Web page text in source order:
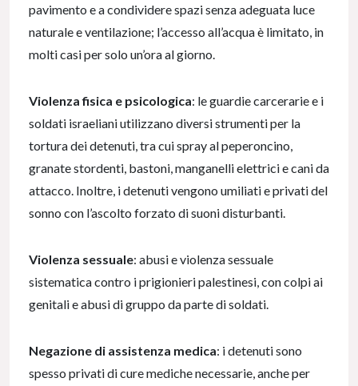
pavimento e a condividere spazi senza adeguata luce
naturale e ventilazione; l’accesso all’acqua è limitato, in
molti casi per solo un’ora al giorno.
Violenza fisica e psicologica: le guardie carcerarie e i
soldati israeliani utilizzano diversi strumenti per la
tortura dei detenuti, tra cui spray al peperoncino,
granate stordenti, bastoni, manganelli elettrici e cani da
attacco. Inoltre, i detenuti vengono umiliati e privati del
sonno con l’ascolto forzato di suoni disturbanti.
Violenza sessuale: abusi e violenza sessuale
sistematica contro i prigionieri palestinesi, con colpi ai
genitali e abusi di gruppo da parte di soldati.
Negazione di assistenza medica: i detenuti sono
spesso privati di cure mediche necessarie, anche per